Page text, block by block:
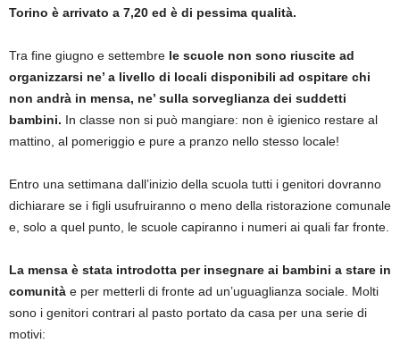
Torino è arrivato a 7,20 ed è di pessima qualità.
Tra fine giugno e settembre le scuole non sono riuscite ad
organizzarsi ne’ a livello di locali disponibili ad ospitare chi
non andrà in mensa, ne’ sulla sorveglianza dei suddetti
bambini. In classe non si può mangiare: non è igienico restare al
mattino, al pomeriggio e pure a pranzo nello stesso locale!
Entro una settimana dall’inizio della scuola tutti i genitori dovranno
dichiarare se i figli usufruiranno o meno della ristorazione comunale
e, solo a quel punto, le scuole capiranno i numeri ai quali far fronte.
La mensa è stata introdotta per insegnare ai bambini a stare in
comunità e per metterli di fronte ad un’uguaglianza sociale. Molti
sono i genitori contrari al pasto portato da casa per una serie di
motivi: